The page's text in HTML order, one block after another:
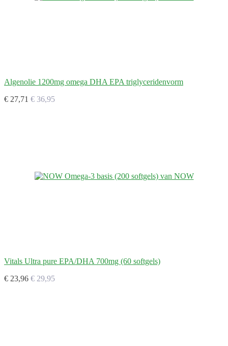
Algenolie 1200mg omega DHA EPA triglyceridenvorm
€ 27,71 € 36,95
Vitals Ultra pure EPA/DHA 700mg (60 softgels)
€ 23,96 € 29,95